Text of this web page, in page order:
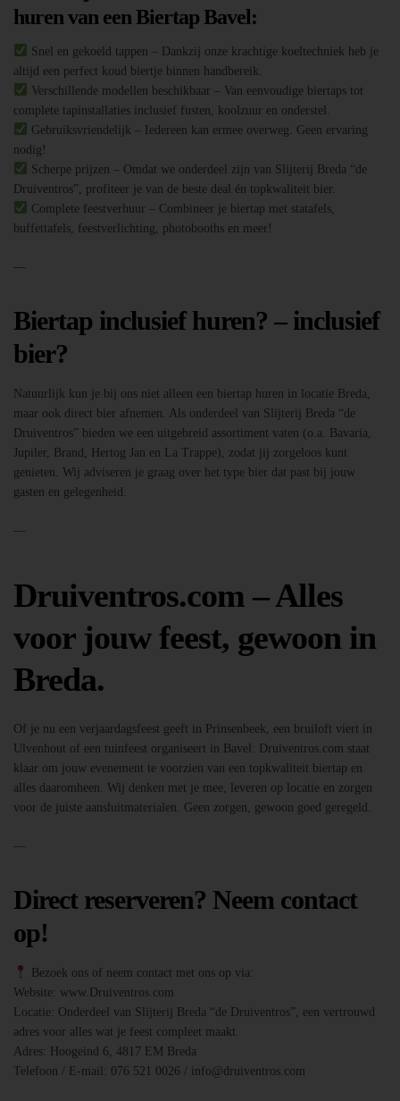
huren van een Biertap Bavel:
Snel en gekoeld tappen – Dankzij onze krachtige koeltechniek heb je
altijd een perfect koud biertje binnen handbereik.
Verschillende modellen beschikbaar – Van eenvoudige biertaps tot
complete tapinstallaties inclusief fusten, koolzuur en onderstel.
Gebruiksvriendelijk – Iedereen kan ermee overweg. Geen ervaring
nodig!
Scherpe prijzen – Omdat we onderdeel zijn van Slijterij Breda “de
Druiventros”, profiteer je van de beste deal én topkwaliteit bier.
Complete feestverhuur – Combineer je biertap met statafels,
buffettafels, feestverlichting, photobooths en meer!
—
Biertap inclusief huren? – inclusief
bier?
Natuurlijk kun je bij ons niet alleen een biertap huren in locatie Breda,
maar ook direct bier afnemen. Als onderdeel van Slijterij Breda “de
Druiventros” bieden we een uitgebreid assortiment vaten (o.a. Bavaria,
Jupiler, Brand, Hertog Jan en La Trappe), zodat jij zorgeloos kunt
genieten. Wij adviseren je graag over het type bier dat past bij jouw
gasten en gelegenheid.
—
Druiventros.com – Alles
voor jouw feest, gewoon in
Breda.
Of je nu een verjaardagsfeest geeft in Prinsenbeek, een bruiloft viert in
Ulvenhout of een tuinfeest organiseert in Bavel: Druiventros.com staat
klaar om jouw evenement te voorzien van een topkwaliteit biertap en
alles daaromheen. Wij denken met je mee, leveren op locatie en zorgen
voor de juiste aansluitmaterialen. Geen zorgen, gewoon goed geregeld.
—
Direct reserveren? Neem contact
op!
Bezoek ons of neem contact met ons op via:
Website: www.Druiventros.com
Locatie: Onderdeel van Slijterij Breda “de Druiventros”, een vertrouwd
adres voor alles wat je feest compleet maakt.
Adres: Hoogeind 6, 4817 EM Breda
Telefoon / E-mail: 076 521 0026 / info@druiventros.com